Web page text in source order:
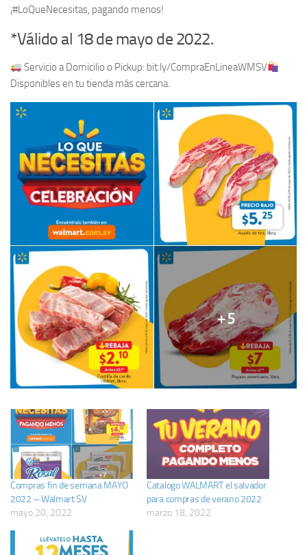
¡#LoQueNecesitas, pagando menos!
*Válido al 18 de mayo de 2022.
Servicio a Domicilio o Pickup: bit.ly/CompraEnLineaWMSV
Disponibles en tu tienda más cercana.
Compras fin de semana MAYO
2022 – Walmart SV
mayo 20, 2022
Catalogo WALMART el salvador
para compras de verano 2022
marzo 18, 2022